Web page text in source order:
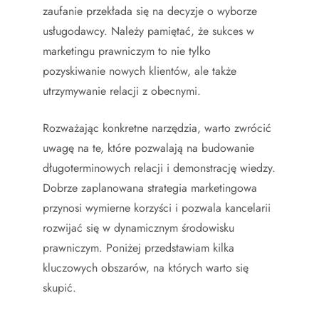
zaufanie przekłada się na decyzje o wyborze
usługodawcy. Należy pamiętać, że sukces w
marketingu prawniczym to nie tylko
pozyskiwanie nowych klientów, ale także
utrzymywanie relacji z obecnymi.
Rozważając konkretne narzędzia, warto zwrócić
uwagę na te, które pozwalają na budowanie
długoterminowych relacji i demonstrację wiedzy.
Dobrze zaplanowana strategia marketingowa
przynosi wymierne korzyści i pozwala kancelarii
rozwijać się w dynamicznym środowisku
prawniczym. Poniżej przedstawiam kilka
kluczowych obszarów, na których warto się
skupić.